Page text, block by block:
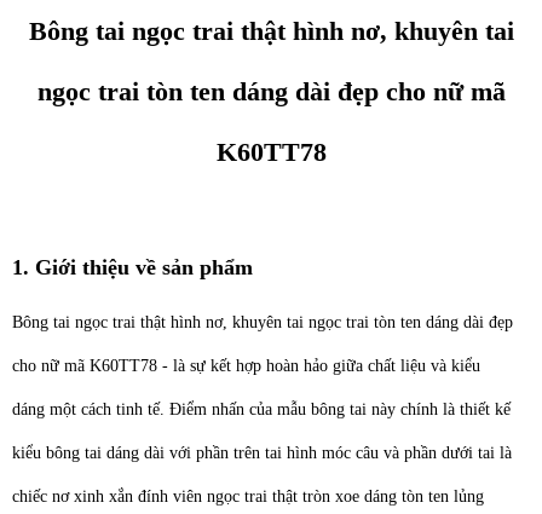
Bông tai ngọc trai thật hình nơ, khuyên tai
ngọc trai tòn ten dáng dài đẹp cho nữ mã
K60TT78
1. Giới thiệu về sản phẩm
Bông tai ngọc trai thật hình nơ, khuyên tai ngọc trai tòn ten dáng dài đẹp
cho nữ mã K60TT78 - là sự kết hợp hoàn hảo giữa chất liệu và kiểu
dáng một cách tinh tế. Điểm nhấn của mẫu bông tai này chính là thiết kế
kiểu bông tai dáng dài với phần trên tai hình móc câu và phần dưới tai là
chiếc nơ xinh xắn đính viên ngọc trai thật tròn xoe dáng tòn ten lủng